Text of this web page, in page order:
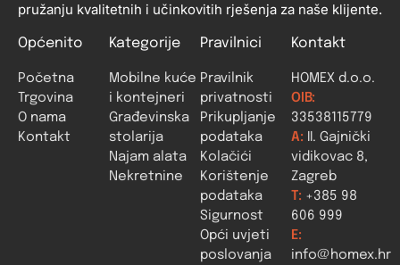
pružanju kvalitetnih i učinkovitih rješenja za naše klijente.
Općenito
Početna
Trgovina
O nama
Kontakt
Kategorije
Mobilne kuće
i kontejneri
Građevinska
stolarija
Najam alata
Nekretnine
Pravilnici
Pravilnik
privatnosti
Prikupljanje
podataka
Kolačići
Korištenje
podataka
Sigurnost
Opći uvjeti
poslovanja
Kontakt
HOMEX d.o.o.
OIB:
33538115779
A: II. Gajnički
vidikovac 8,
Zagreb
T: +385 98
606 999
E:
info@homex.hr